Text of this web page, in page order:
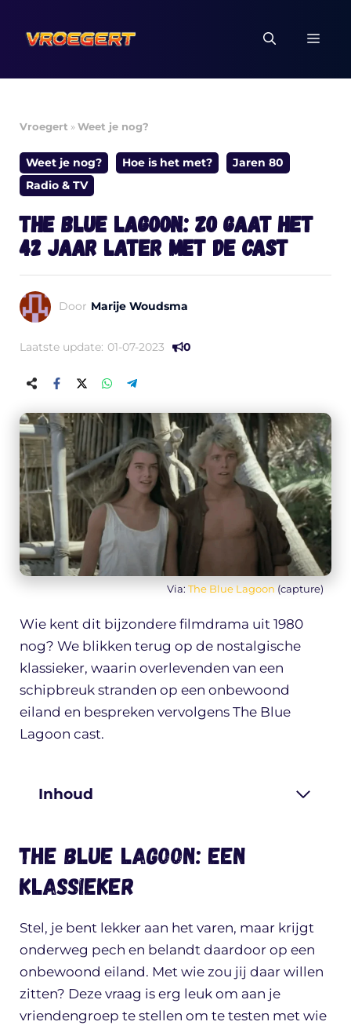
naar
inhoud
Vroegert »Weet je nog?
Weet je nog? Hoe is het met?
Jaren 80
Radio & TV
The Blue Lagoon: zo gaat het
42 jaar later met de cast
Door Marije Woudsma
Laatste update: 01-07-2023 0
Via: The Blue Lagoon (capture)
Wie kent dit bijzondere filmdrama uit 1980
nog? We blikken terug op de nostalgische
klassieker, waarin overlevenden van een
schipbreuk stranden op een onbewoond
eiland en bespreken vervolgens The Blue
Lagoon cast.
Inhoud
The Blue Lagoon: een
klassieker
Stel, je bent lekker aan het varen, maar krijgt
onderweg pech en belandt daardoor op een
onbewoond eiland. Met wie zou jij daar willen
zitten? Deze vraag is erg leuk om aan je
vriendengroep te stellen om te testen met wie